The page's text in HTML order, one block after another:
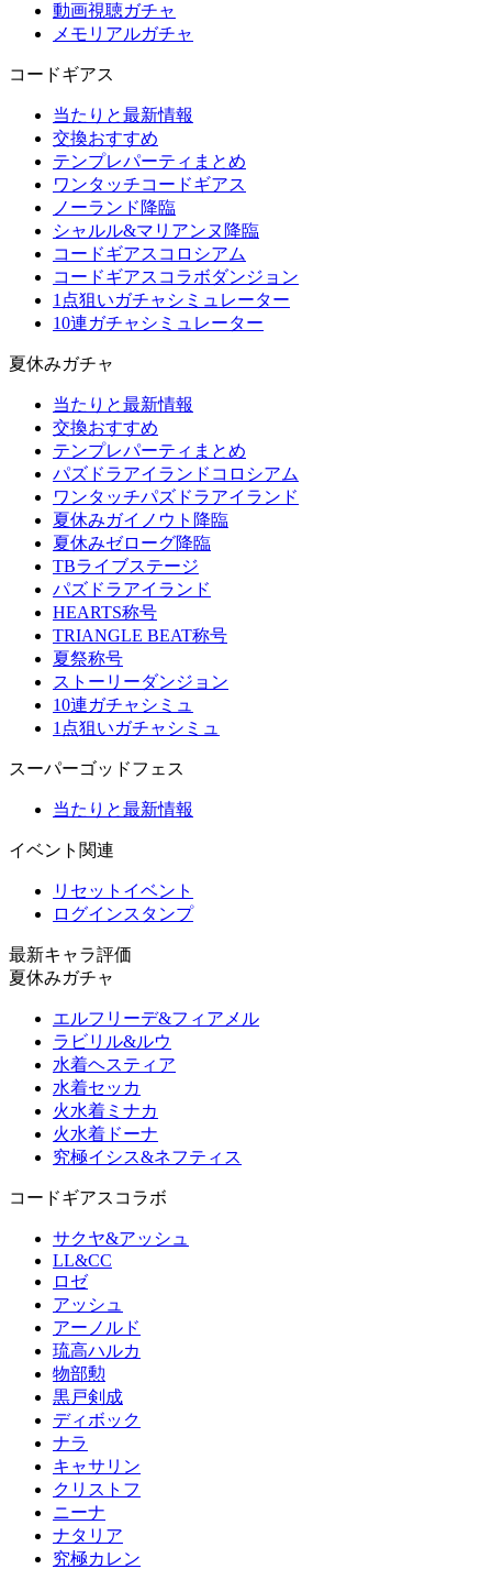
動画視聴ガチャ
メモリアルガチャ
コードギアス
当たりと最新情報
交換おすすめ
テンプレパーティまとめ
ワンタッチコードギアス
ノーランド降臨
シャルル&マリアンヌ降臨
コードギアスコロシアム
コードギアスコラボダンジョン
1点狙いガチャシミュレーター
10連ガチャシミュレーター
夏休みガチャ
当たりと最新情報
交換おすすめ
テンプレパーティまとめ
パズドラアイランドコロシアム
ワンタッチパズドラアイランド
夏休みガイノウト降臨
夏休みゼローグ降臨
TBライブステージ
パズドラアイランド
HEARTS称号
TRIANGLE BEAT称号
夏祭称号
ストーリーダンジョン
10連ガチャシミュ
1点狙いガチャシミュ
スーパーゴッドフェス
当たりと最新情報
イベント関連
リセットイベント
ログインスタンプ
最新キャラ評価
夏休みガチャ
エルフリーデ&フィアメル
ラビリル&ルウ
水着ヘスティア
水着セッカ
火水着ミナカ
火水着ドーナ
究極イシス&ネフティス
コードギアスコラボ
サクヤ&アッシュ
LL&CC
ロゼ
アッシュ
アーノルド
琉高ハルカ
物部勲
黒戸剣成
ディボック
ナラ
キャサリン
クリストフ
ニーナ
ナタリア
究極カレン